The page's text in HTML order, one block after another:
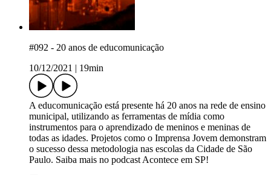
#092 - 20 anos de educomunicação
10/12/2021
19min
A educomunicação está presente há 20 anos na rede de ensino
municipal, utilizando as ferramentas de mídia como
instrumentos para o aprendizado de meninos e meninas de
todas as idades. Projetos como o Imprensa Jovem demonstram
o sucesso dessa metodologia nas escolas da Cidade de São
Paulo. Saiba mais no podcast Acontece em SP!